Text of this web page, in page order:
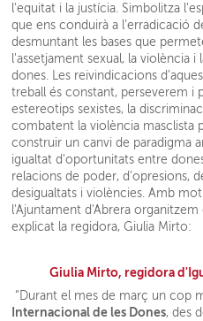
l'equitat i la justícia. Simbolitza
que ens conduirà a l’erradicació
desmuntant les bases que
l'assetjament sexual, la violència
dones. Les reivindicacions
treball és constant, perseverem i
estereotips sexistes, la
combatent la violència masclista
construir un canvi de paradigma
igualtat d'oportunitats entre
relacions de poder, d’opresions,
desigualtats i violències. Amb
l'Ajuntament d'Abrera
explicat la regidora, Giulia Mirto:
Giulia Mirto, regidora
“Durant el mes de març un cop
Internacional de les Dones, des